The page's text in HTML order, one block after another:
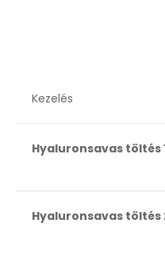
Kezelés
Hyaluronsavas töltés
Hyaluronsavas